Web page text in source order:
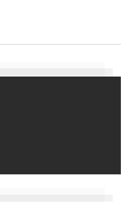
續結為夫妻。如
是幾分哀傷或難